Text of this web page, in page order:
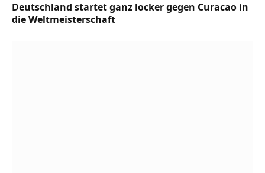
Deutschland startet ganz locker gegen Curacao in
die Weltmeisterschaft